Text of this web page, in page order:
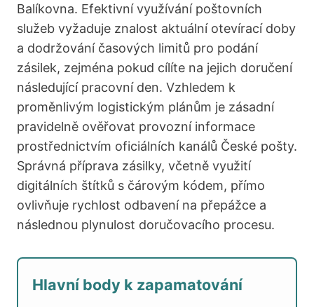
Balíkovna. Efektivní využívání poštovních
služeb vyžaduje znalost aktuální otevírací doby
a dodržování časových limitů pro podání
zásilek, zejména pokud cílíte na jejich doručení
následující pracovní den. Vzhledem k
proměnlivým logistickým plánům je zásadní
pravidelně ověřovat provozní informace
prostřednictvím oficiálních kanálů České pošty.
Správná příprava zásilky, včetně využití
digitálních štítků s čárovým kódem, přímo
ovlivňuje rychlost odbavení na přepážce a
následnou plynulost doručovacího procesu.
Hlavní body k zapamatování